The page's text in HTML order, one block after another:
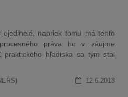
napriek tomu má tento
práva ho v záujme
praktického hľadiska sa tým stal
12.6.2018